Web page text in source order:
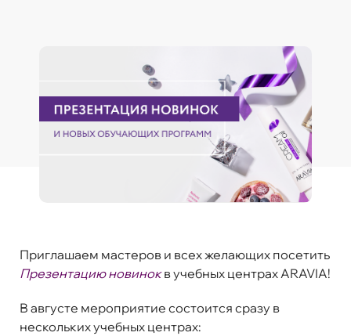
Приглашаем мастеров и всех желающих посетить
Презентацию новинокв учебных центрах ARAVIA!
В августе мероприятие состоится сразу в
нескольких учебных центрах: